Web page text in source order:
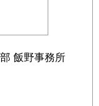
飯野事務所